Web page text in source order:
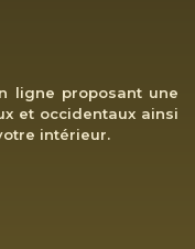
ligne proposant une
et occidentaux ainsi
intérieur.